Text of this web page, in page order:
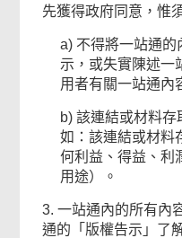
先獲得政府同意，惟
a) 不得將一站通
示，或失實陳述一
用者有關一站通內
b) 該連結或材料存
如：該連結或材料
何利益、得益、利
用途）。
3. 一站通內的所有內
通的「版權告示」了